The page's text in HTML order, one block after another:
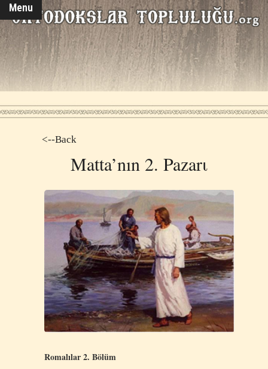
Menu
<--Back
Matta’nın 2. Pazarι
Romalılar 2. Bölüm